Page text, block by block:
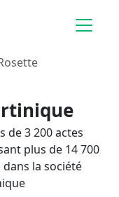
de 3 200 actes
plus de 14 700
la société